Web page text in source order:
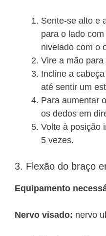
Sente-se alto e
para o lado
nivelado com o
Vire a mão
Incline a
até sentir um
Para aumentar
os dedos em
Volte à posição
5 vezes.
3. Flexão do braço
Equipamento
Nervo visado: nervo